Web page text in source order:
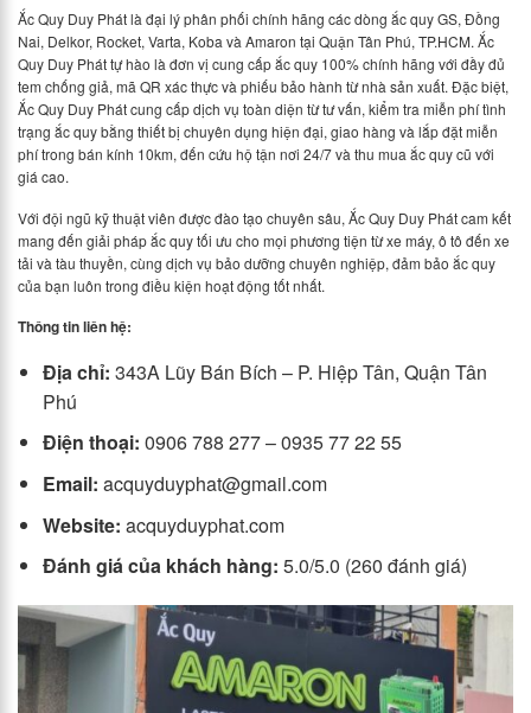
Ắc Quy Duy Phát là đại lý phân phối chính hãng các dòng ắc quy GS, Đồng
Nai, Delkor, Rocket, Varta, Koba và Amaron tại Quận Tân Phú, TP.HCM. Ắc
Quy Duy Phát tự hào là đơn vị cung cấp ắc quy 100% chính hãng với đầy đủ
tem chống giả, mã QR xác thực và phiếu bảo hành từ nhà sản xuất. Đặc biệt,
Ắc Quy Duy Phát cung cấp dịch vụ toàn diện từ tư vấn, kiểm tra miễn phí tình
trạng ắc quy bằng thiết bị chuyên dụng hiện đại, giao hàng và lắp đặt miễn
phí trong bán kính 10km, đến cứu hộ tận nơi 24/7 và thu mua ắc quy cũ với
giá cao.
Với đội ngũ kỹ thuật viên được đào tạo chuyên sâu, Ắc Quy Duy Phát cam kết
mang đến giải pháp ắc quy tối ưu cho mọi phương tiện từ xe máy, ô tô đến xe
tải và tàu thuyền, cùng dịch vụ bảo dưỡng chuyên nghiệp, đảm bảo ắc quy
của bạn luôn trong điều kiện hoạt động tốt nhất.
Thông tin liên hệ:
Địa chỉ: 343A Lũy Bán Bích – P. Hiệp Tân, Quận Tân
Phú
Điện thoại: 0906 788 277 – 0935 77 22 55
Email: acquyduyphat@gmail.com
Website: acquyduyphat.com
Đánh giá của khách hàng: 5.0/5.0 (260 đánh giá)